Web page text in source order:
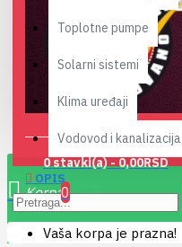
0 stavki(a) - 0,00RSD
0
Vaša korpa je prazna!
Toplotne pumpe
Solarni sistemi
Klima uređaji
Vodovod i kanalizacija
OPIS